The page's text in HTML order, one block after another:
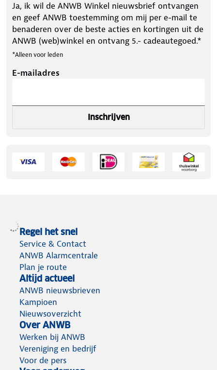
Ja, ik wil de ANWB Winkel nieuwsbrief ontvangen
en geef ANWB toestemming om mij per e-mail te
benaderen over de beste acties en kortingen uit de
ANWB (web)winkel en ontvang 5.- cadeautegoed.*
*Alleen voor leden
E-mailadres
Inschrijven
Regel het snel
Service & Contact
ANWB Alarmcentrale
Plan je route
Altijd actueel
ANWB nieuwsbrieven
Kampioen
Nieuwsoverzicht
Over ANWB
Werken bij ANWB
Vereniging en bedrijf
Voor de pers